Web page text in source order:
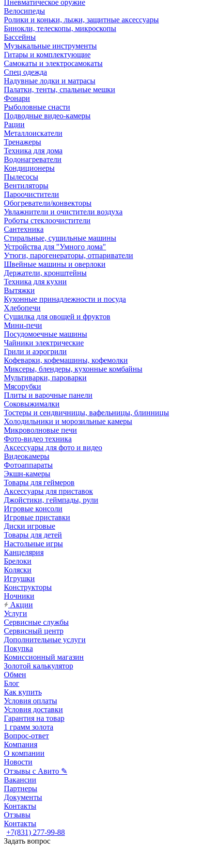
Пневматическое оружие
Велосипеды
Ролики и коньки, лыжи, защитные аксессуары
Бинокли, телескопы, микроскопы
Бассейны
Музыкальные инструменты
Гитары и комплектующие
Самокаты и электросамокаты
Спец одежда
Надувные лодки и матрасы
Палатки, тенты, спальные мешки
Фонари
Рыболовные снасти
Подводные видео-камеры
Рации
Металлоискатели
Тренажеры
Техника для дома
Водонагреватели
Кондиционеры
Пылесосы
Вентиляторы
Пароочистители
Обогреватели/конвекторы
Увлажнители и очистители воздуха
Роботы стеклоочистители
Сантехника
Стиральные, сушильные машины
Устройства для "Умного дома"
Утюги, парогенераторы, отпариватели
Швейные машины и оверлоки
Держатели, кронштейны
Техника для кухни
Вытяжки
Кухонные принадлежности и посуда
Хлебопечи
Сушилка для овощей и фруктов
Мини-печи
Посудомоечные машины
Чайники электрические
Грили и аэрогрили
Кофеварки, кофемашины, кофемолки
Миксеры, блендеры, кухонные комбайны
Мультиварки, пароварки
Мясорубки
Плиты и варочные панели
Соковыжималки
Тостеры и сендвичницы, вафельницы, блинницы
Холодильники и морозильные камеры
Микроволновые печи
Фото-видео техника
Аксессуары для фото и видео
Видеокамеры
Фотоаппараты
Экшн-камеры
Товары для геймеров
Аксессуары для приставок
Джойстики, геймпады, рули
Игровые консоли
Игровые приставки
Диски игровые
Товары для детей
Настольные игры
Канцелярия
Брелоки
Коляски
Игрушки
Конструкторы
Ночники
Акции
Услуги
Сервисные службы
Сервисный центр
Дополнительные услуги
Покупка
Комиссионный магазин
Золотой калькулятор
Обмен
Блог
Как купить
Условия оплаты
Условия доставки
Гарантия на товар
1 грамм золота
Вопрос-ответ
Компания
О компании
Новости
Отзывы с Авито ✎
Вакансии
Партнеры
Документы
Контакты
Отзывы
Контакты
+7(831) 277-99-88
Задать вопрос